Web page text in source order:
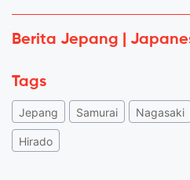
Berita Jepang |
Tags
Jepang Samurai Nagasaki
Hirado